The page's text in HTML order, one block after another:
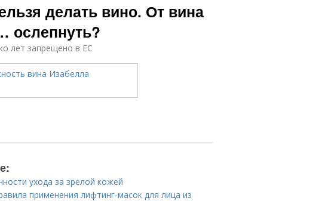
делать вино. От вина
ослепнуть?
лет запрещено в ЕС
ухода за зрелой кожей
применения лифтинг-масок для лица из